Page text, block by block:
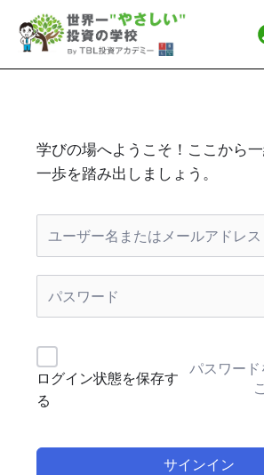
ス
学びの場へようこそ！ここから
一歩を踏み出しましょう。
ログイン状態を保存す
る
パスワー
サインイン